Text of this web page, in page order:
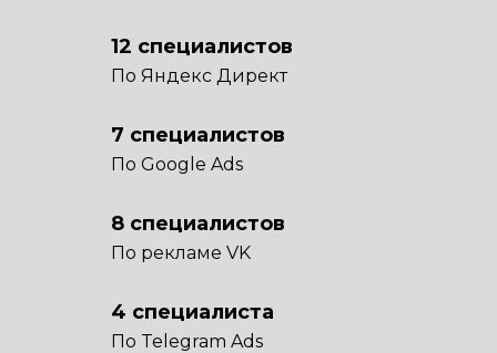
12 специалистов
По Яндекс Директ
7 специалистов
По Google Ads
8 специалистов
По рекламе VK
4 специалиста
По Telegram Ads